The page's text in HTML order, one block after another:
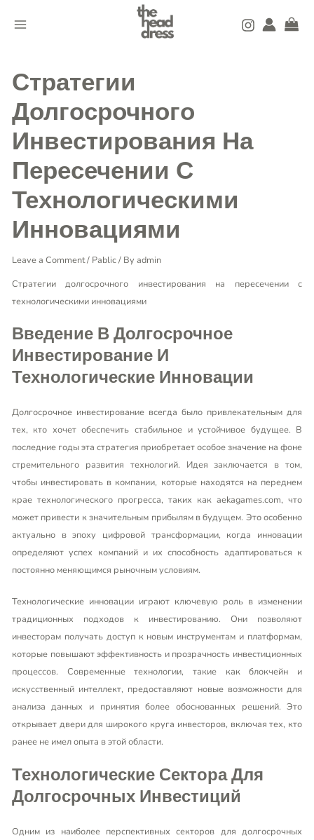
MENU
Стратегии
Долгосрочного
Инвестирования На
Пересечении С
Технологическими
Инновациями
Leave a Comment/ Pablic/ By admin
Стратегии долгосрочного инвестирования на пересечении с
технологическими инновациями
Введение В Долгосрочное
Инвестирование И
Технологические Инновации
Долгосрочное инвестирование всегда было привлекательным для
тех, кто хочет обеспечить стабильное и устойчивое будущее. В
последние годы эта стратегия приобретает особое значение на фоне
стремительного развития технологий. Идея заключается в том,
чтобы инвестировать в компании, которые находятся на переднем
крае технологического прогресса, таких какaekagames.com, что
может привести к значительным прибылям в будущем. Это особенно
актуально в эпоху цифровой трансформации, когда инновации
определяют успех компаний и их способность адаптироваться к
постоянно меняющимся рыночным условиям.
Технологические инновации играют ключевую роль в изменении
традиционных подходов к инвестированию. Они позволяют
инвесторам получать доступ к новым инструментам и платформам,
которые повышают эффективность и прозрачность инвестиционных
процессов. Современные технологии, такие как блокчейн и
искусственный интеллект, предоставляют новые возможности для
анализа данных и принятия более обоснованных решений. Это
открывает двери для широкого круга инвесторов, включая тех, кто
ранее не имел опыта в этой области.
Технологические Сектора Для
Долгосрочных Инвестиций
Одним из наиболее перспективных секторов для долгосрочных
navigation